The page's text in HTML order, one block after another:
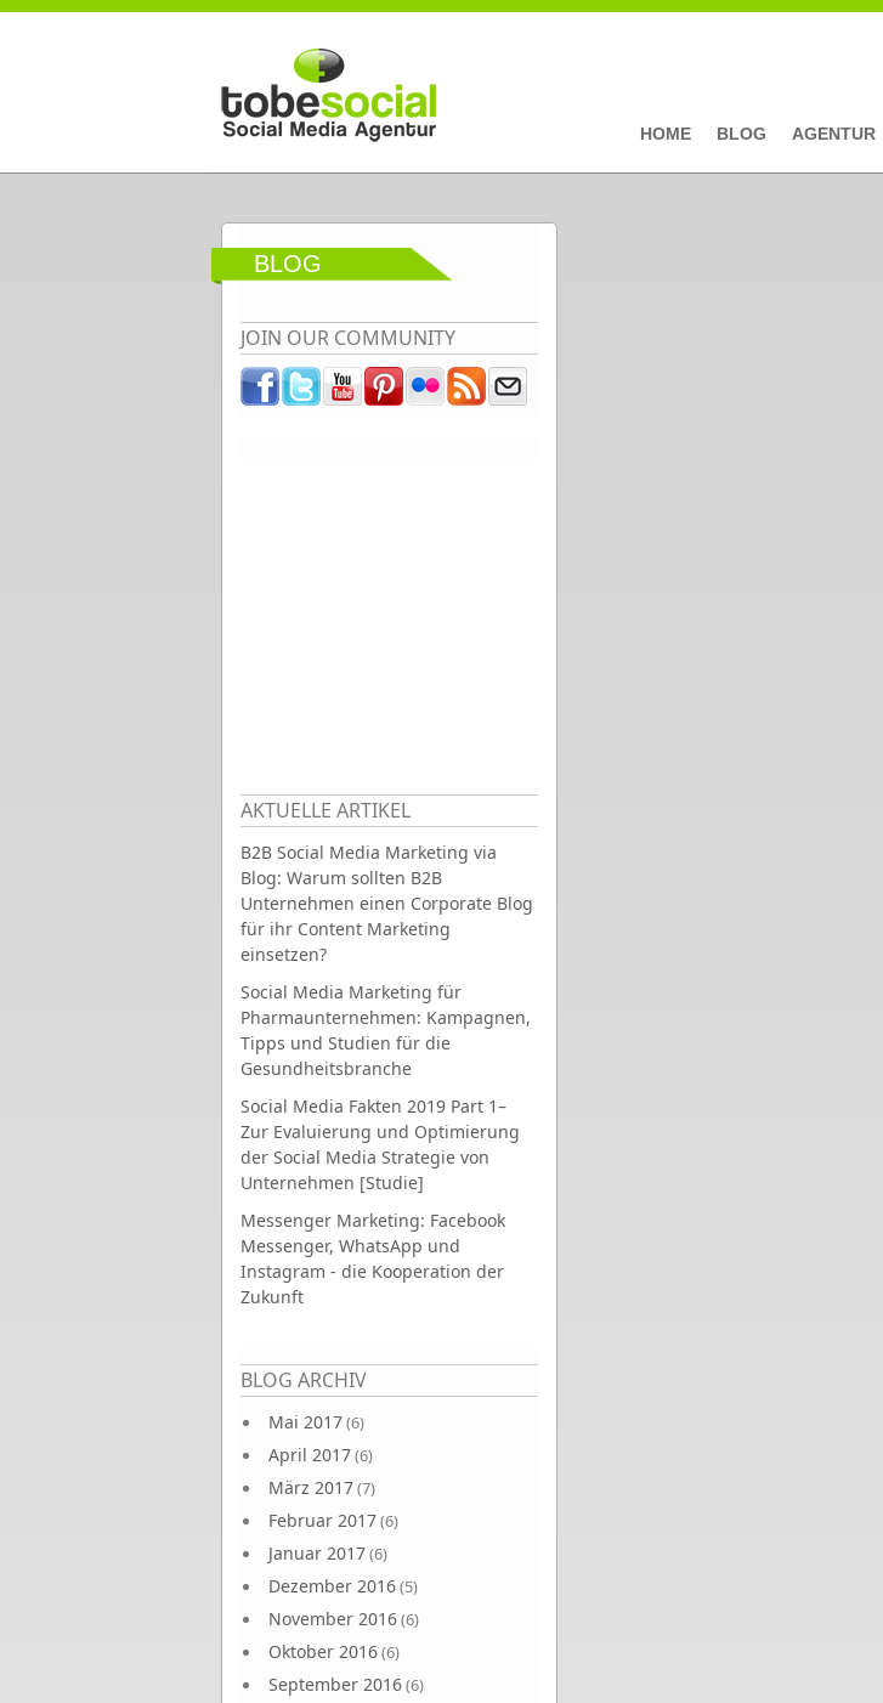
Direkt zum Inhalt
HOME BLOG AGENTUR
BLOG
JOIN OUR COMMUNITY
AKTUELLE ARTIKEL
B2B Social Media Marketing via
Blog: Warum sollten B2B
Unternehmen einen Corporate Blog
für ihr Content Marketing
einsetzen?
Social Media Marketing für
Pharmaunternehmen: Kampagnen,
Tipps und Studien für die
Gesundheitsbranche
Social Media Fakten 2019 Part 1–
Zur Evaluierung und Optimierung
der Social Media Strategie von
Unternehmen [Studie]
Messenger Marketing: Facebook
Messenger, WhatsApp und
Instagram - die Kooperation der
Zukunft
BLOG ARCHIV
Mai 2017(6)
April 2017(6)
März 2017(7)
Februar 2017(6)
Januar 2017(6)
Dezember 2016(5)
November 2016(6)
Oktober 2016(6)
September 2016(6)
Seiten